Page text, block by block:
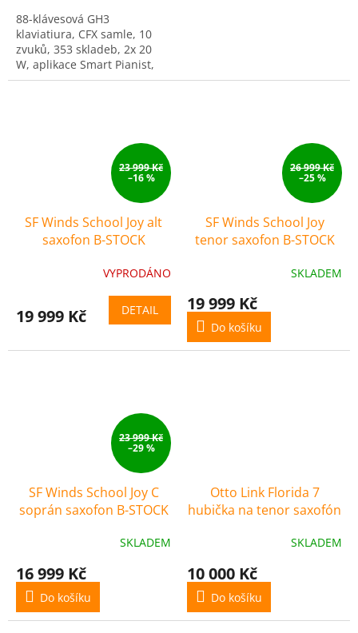
88-klávesová GH3
klaviatiura, CFX samle, 10
zvuků, 353 skladeb, 2x 20
W, aplikace Smart Pianist,
orig.židle v ceně
23 999 Kč
–16 %
SF Winds School Joy alt
saxofon B-STOCK
VYPRODÁNO
19 999 Kč DETAIL
26 999 Kč
–25 %
SF Winds School Joy
tenor saxofon B-STOCK
SKLADEM
19 999 Kč
Do košíku
23 999 Kč
–29 %
SF Winds School Joy C
soprán saxofon B-STOCK
SKLADEM
16 999 Kč
Do košíku
Otto Link Florida 7
hubička na tenor saxofón
SKLADEM
10 000 Kč
Do košíku